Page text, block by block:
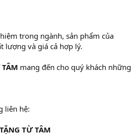
trong ngành, sản phẩm của
lượng và giá cả hợp lý.
mang đến cho quý khách những
liên hệ:
TỪ TÂM